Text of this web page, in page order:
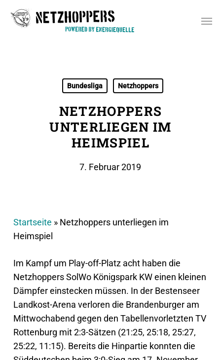
Bundesliga Netzhoppers
NETZHOPPERS
UNTERLIEGEN IM
HEIMSPIEL
7. Februar 2019
Startseite » Netzhoppers unterliegen im
Heimspiel
Im Kampf um Play-off-Platz acht haben die
Netzhoppers SolWo Königspark KW einen kleinen
Dämpfer einstecken müssen. In der Bestenseer
Landkost-Arena verloren die Brandenburger am
Mittwochabend gegen den Tabellenvorletzten TV
Rottenburg mit 2:3-Sätzen (21:25, 25:18, 25:27,
25:22, 11:15). Bereits die Hinpartie konnten die